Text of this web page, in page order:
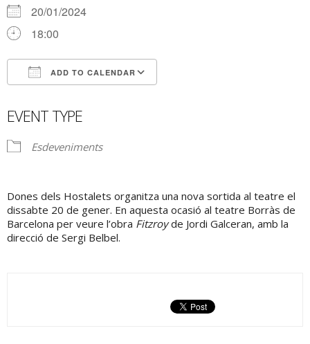
20/01/2024
18:00
ADD TO CALENDAR
EVENT TYPE
Esdeveniments
Dones dels Hostalets organitza una nova sortida al teatre el
dissabte 20 de gener. En aquesta ocasió al teatre Borràs de
Barcelona per veure l’obra Fitzroyde Jordi Galceran, amb la
direcció de Sergi Belbel.